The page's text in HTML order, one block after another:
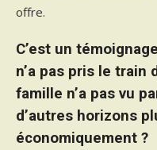
offre.
C’est un
n’a pas pris le train
famille n’a pas vu
d’autres horizons
économiquement ?